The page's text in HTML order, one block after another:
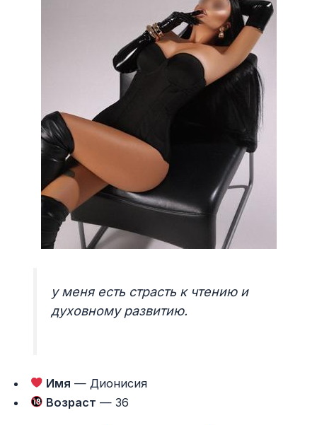
у меня есть страсть к чтению и
духовному развитию.
Имя — Дионисия
Возраст — 36